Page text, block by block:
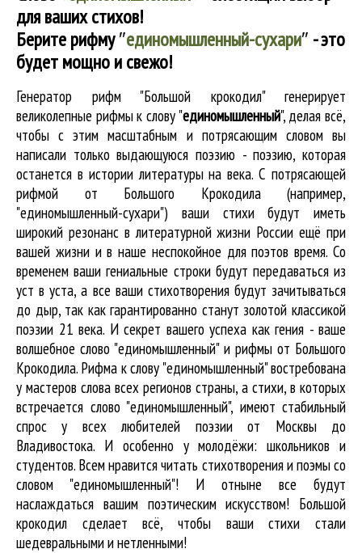
для ваших стихов!
Берите рифму″единомышленный-сухари″ - это
будет мощно и свежо!
Генератор рифм "Большой крокодил" генерирует
великолепные рифмы к слову "единомышленный", делая всё,
чтобы с этим масштабным и потрясающим словом вы
написали только выдающуюся поэзию - поэзию, которая
останется в истории литературы на века. С потрясающей
рифмой от Большого Крокодила (например,
"единомышленный-сухари") ваши стихи будут иметь
широкий резонанс в литературной жизни России ещё при
вашей жизни и в наше неспокойное для поэтов время. Со
временем ваши гениальные строки будут передаваться из
уст в уста, а все ваши стихотворения будут зачитываться
до дыр, так как гарантированно станут золотой классикой
поэзии 21 века. И секрет вашего успеха как гения - ваше
волшебное слово "единомышленный" и рифмы от Большого
Крокодила. Рифма к слову "единомышленный" востребована
у мастеров слова всех регионов страны, а стихи, в которых
встречается слово "единомышленный", имеют стабильный
спрос у всех любителей поэзии от Москвы до
Владивостока. И особенно у молодёжи: школьников и
студентов. Всем нравится читать стихотворения и поэмы со
словом "единомышленный"! И отныне все будут
наслаждаться вашим поэтическим искусством! Большой
крокодил cделает всё, чтобы ваши стихи стали
шедевральными и нетленными!